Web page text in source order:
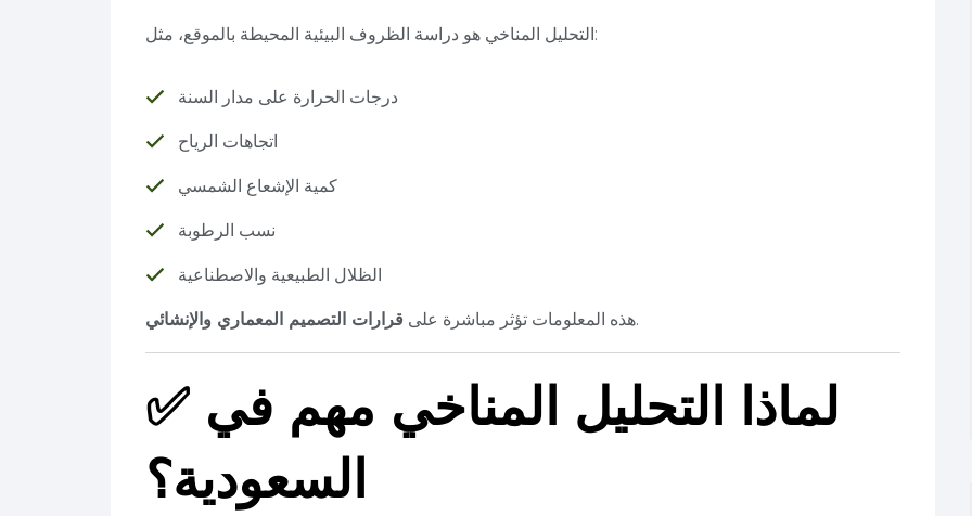
التحليل المناخي هو دراسة الظروف البيئية المحيطة بالموقع، مثل:
درجات الحرارة على مدار السنة
اتجاهات الرياح
كمية الإشعاع الشمسي
نسب الرطوبة
الظلال الطبيعية والاصطناعية
هذه المعلومات تؤثر مباشرة على قرارات التصميم المعماري والإنشائي .
✅ لماذا التحليل المناخي مهم في
السعودية؟